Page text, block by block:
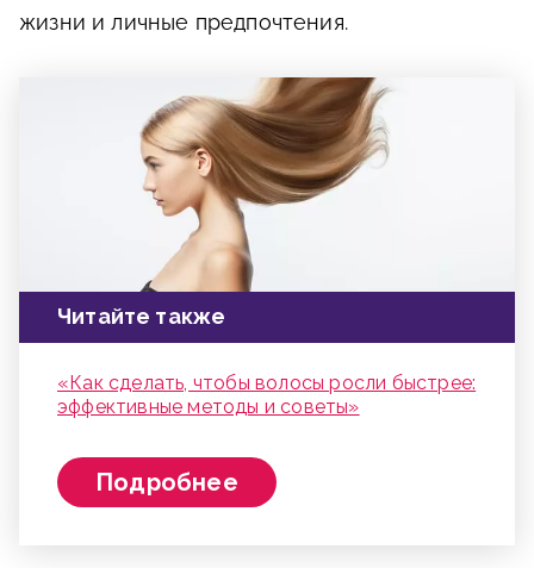
жизни и личные предпочтения.
Читайте также
«Как сделать, чтобы волосы росли быстрее:
эффективные методы и советы»
Подробнее